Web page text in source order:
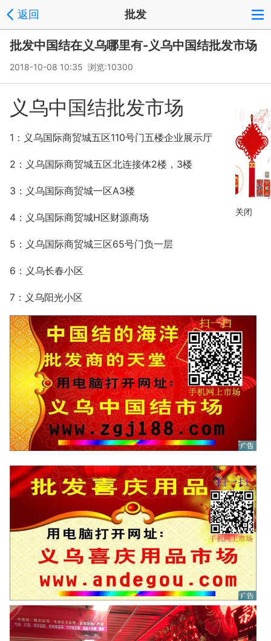
返回 批发
批发中国结在义乌哪里有-义乌中国结批发市场
2018-10-08 10:35 浏览:10300
义乌中国结批发市场
1：义乌国际商贸城五区110号门五楼企业展示厅
2：义乌国际商贸城五区北连接体2楼，3楼
3：义乌国际商贸城一区A3楼
4：义乌国际商贸城H区财源商场
5：义乌国际商贸城三区65号门负一层
6：义乌长春小区
7：义乌阳光小区
关闭